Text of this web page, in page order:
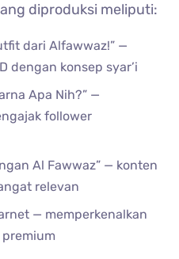
diproduksi meliputi:
dari Alfawwaz!” —
dengan konsep syar’i
Apa Nih?” —
follower
Al Fawwaz” — konten
relevan
— memperkenalkan